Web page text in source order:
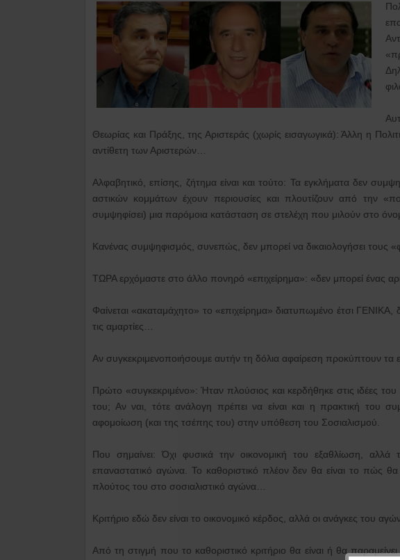
Θεωρίας και Πράξης, της Αριστεράς (χωρίς εισαγωγικά): Άλλη η
αντίθετη των Αριστερών…
Αλφαβητικό, επίσης, ζήτημα είναι και τούτο: Τα εγκλήματα δεν
αστικών κομμάτων έχουν περιουσίες και πλουτίζουν από την
συμψηφίσει) μια παρόμοια κατάσταση σε στελέχη που μιλούν στο
Κανένας συμψηφισμός, συνεπώς, δεν μπορεί να δικαιολογήσει τους
ΤΩΡΑ ερχόμαστε στο άλλο πονηρό «επιχείρημα»: «δεν μπορεί ένας
Φαίνεται «ακαταμάχητο» το «επιχείρημα» διατυπωμένο έτσι
τις αμαρτίες…
Αν συγκεκριμενοποιήσουμε αυτήν τη δόλια αφαίρεση προκύπτουν τα
Πρώτο «συγκεκριμένο»: Ήταν πλούσιος και κερδήθηκε στις ιδέες
του; Αν ναι, τότε ανάλογη πρέπει να είναι και η πρακτική του
αφομοίωση (και της τσέπης του) στην υπόθεση του Σοσιαλισμού.
Που σημαίνει: Όχι φυσικά την οικονομική του εξαθλίωση,
επαναστατικό αγώνα. Το καθοριστικό πλέον δεν θα είναι το πώς
πλούτος του στο σοσιαλιστικό αγώνα…
Κριτήριο εδώ δεν είναι το οικονομικό κέρδος, αλλά οι ανάγκες του
Από τη στιγμή που το καθοριστικό κριτήριο θα είναι ή θα